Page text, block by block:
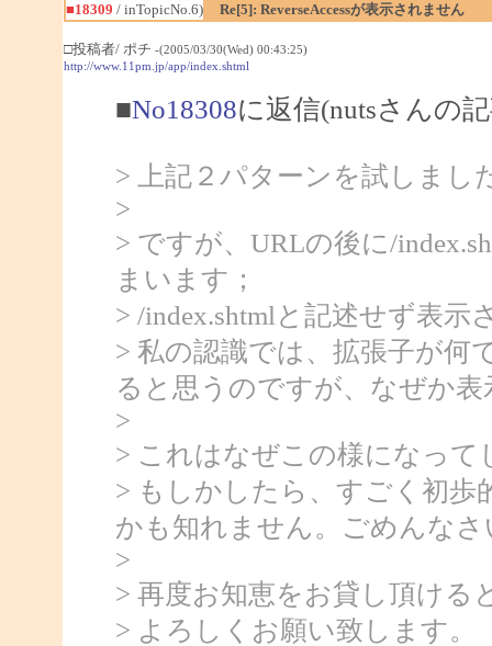
■18309 / inTopicNo.6) Re[5]: ReverseAccessが表示されません
□投稿者/ ポチ -(2005/03/30(Wed) 00:43:25)
http://www.11pm.jp/app/index.shtml
■No18308に返信(nutsさんの
> 上記２パターンを試しまし
>
> ですが、URLの後に/
まいます；
> /index.shtmlと記述せず表
> 私の認識では、拡張子が何
ると思うのですが、なぜか
>
> これはなぜこの様になって
> もしかしたら、すごく初
かも知れません。ごめんなさ
>
> 再度お知恵をお貸し頂ける
> よろしくお願い致します。